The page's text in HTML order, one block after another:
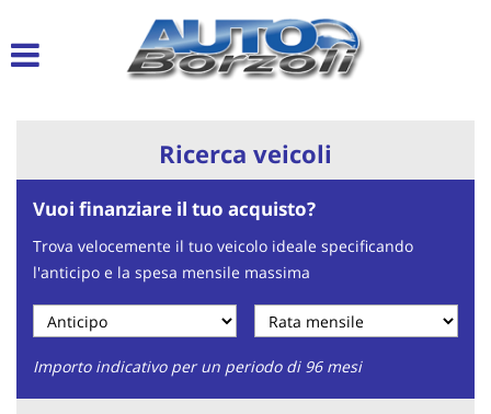
Ricerca veicoli
Vuoi finanziare il tuo acquisto?
Trova velocemente il tuo veicolo ideale specificando
l'anticipo e la spesa mensile massima
Importo indicativo per un periodo di 96 mesi
Le
tue
pannello
consente
di
esprimere
tue
preferenze